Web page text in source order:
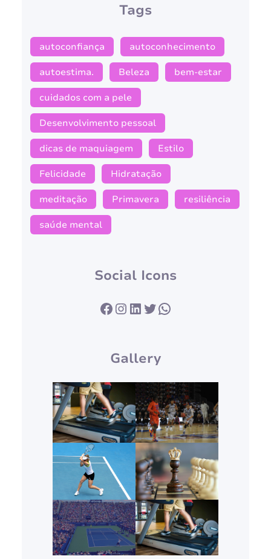
Tags
autoconfiança autoconhecimento
autoestima. Beleza bem-estar
cuidados com a pele
Desenvolvimento pessoal
dicas de maquiagem Estilo
Felicidade Hidratação
meditação Primavera resiliência
saúde mental
Social Icons
Facebook InstagramLinkedIn Twitter WhatsApp
Gallery